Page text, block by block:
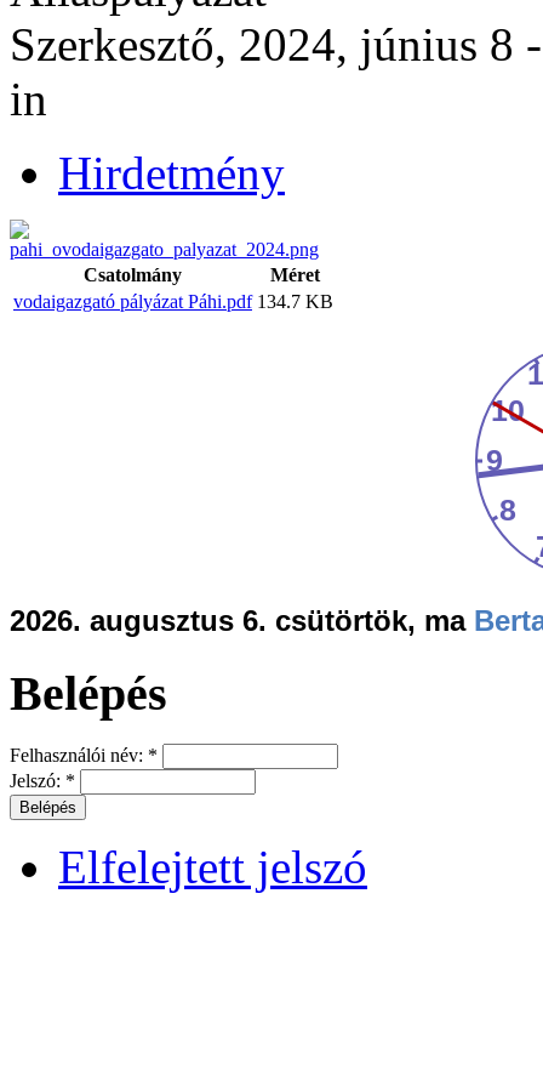
Szerkesztő, 2024, június 8
in
Hirdetmény
Csatolmány
Méret
vodaigazgató pályázat Páhi.pdf 134.7 KB
2026. augusztus 6. csütörtök, ma
Belépés
Felhasználói név: *
Jelszó: *
Elfelejtett jelszó